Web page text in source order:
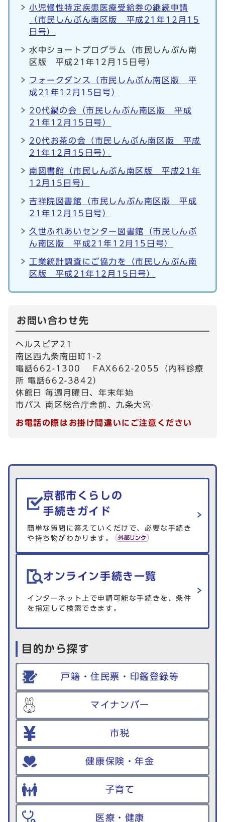
小児慢性特定疾患医療受給券の継続申請
（市民しんぶん南区版 平成21年12月15
日号）
水中ショートプログラム（市民しんぶん南
区版 平成21年12月15日号）
フォークダンス（市民しんぶん南区版 平
成21年12月15日号）
20代鍋の会（市民しんぶん南区版 平成
21年12月15日号）
20代お茶の会（市民しんぶん南区版 平成
21年12月15日号）
南図書館（市民しんぶん南区版 平成21年
12月15日号）
吉祥院図書館（市民しんぶん南区版 平成
21年12月15日号）
久世ふれあいセンター図書館（市民しんぶ
ん南区版 平成21年12月15日号）
工業統計調査にご協力を（市民しんぶん南
区版 平成21年12月15日号）
お問い合わせ先
ヘルスピア21
南区西九条南田町1-2
電話662-1300 FAX662-2055（内科診療
所 電話662-3842）
休館日 毎週月曜日、年末年始
市バス 南区総合庁舎前、九条大宮
お電話の際はお掛け間違いにご注意ください
生活情報を探す
京都市くらしの
手続きガイド
簡単な質問に答えていくだけで、必要な手続き
や持ち物がわかります。
オンライン手続き一覧
インターネット上で申請可能な手続きを、条件
を指定して検索できます。
目的から探す
戸籍・住民票・印鑑登録等
マイナンバー
市税
健康保険・年金
子育て
医療・健康